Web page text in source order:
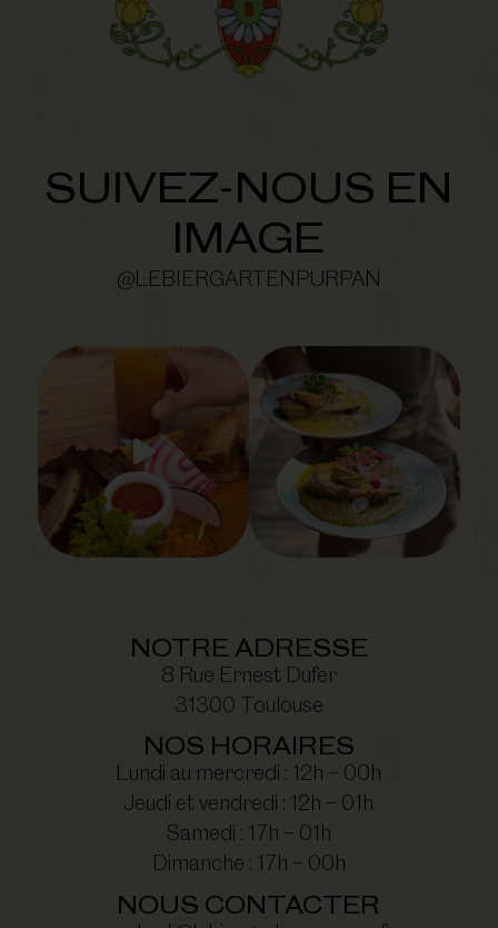
SUIVEZ-NOUS EN
IMAGE
@LEBIERGARTENPURPAN
NOTRE ADRESSE
8 Rue Ernest Dufer
31300 Toulouse
NOS HORAIRES
Lundi au mercredi : 12h – 00h
Jeudi et vendredi : 12h – 01h
Samedi : 17h – 01h
Dimanche : 17h – 00h
NOUS CONTACTER